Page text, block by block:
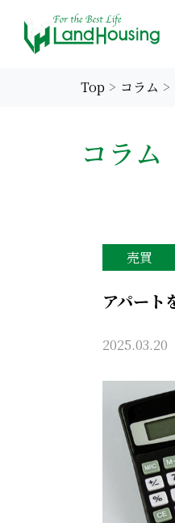
Top コラム
コラム
売買
アパート
2025.03.20